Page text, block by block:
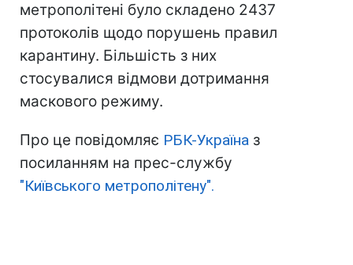
метрополітені було складено 2437
протоколів щодо порушень правил
карантину. Більшість з них
стосувалися відмови дотримання
маскового режиму.
Про це повідомляє РБК-Україна з
посиланням на прес-службу
"Київського метрополітену".